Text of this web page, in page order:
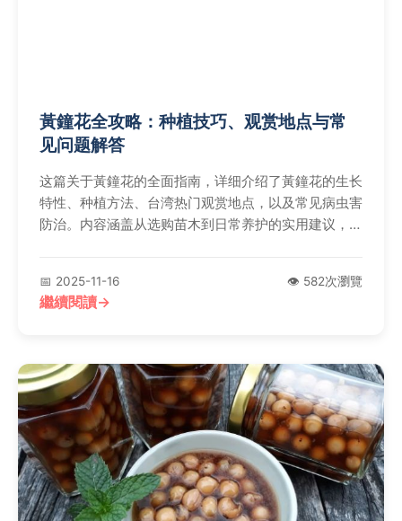
黃鐘花全攻略：种植技巧、观赏地点与常
见问题解答
这篇关于黃鐘花的全面指南，详细介绍了黃鐘花的生长
特性、种植方法、台湾热门观赏地点，以及常见病虫害
防治。内容涵盖从选购苗木到日常养护的实用建议，并
都能找到有价值的信息。
📅 2025-11-16 👁️ 582次瀏覽
繼續閱讀